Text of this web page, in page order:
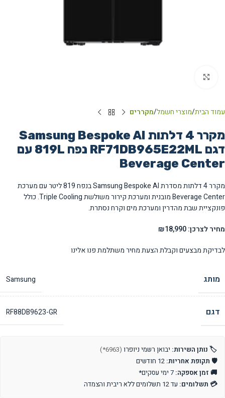
עמוד הבית מוצרי חשמל מקררים
מקרר 4 דלתות Samsung Bespoke AI
דגם RF71DB965E22ML נפח 819L עם
Beverage Center
מקרר 4 דלתות מסדרת Samsung Bespoke AI בנפח 819 ליטר עם מערכת
Beverage Center מובנית ומערכת קירור משולשת Triple Cooling. כולל
פונקציית שבת מהדרין ומערכת מים וקרח נסתרת.
מחיר לצרכן: ₪18,990
לבדיקת מבצעים וקבלת הצעת מחיר משתלמת פנו אלינו
מותג Samsung
דגם RF88DB9623-GR
🏷️ נותן השירות: יבואן רשמי ניופרו (6963*)
🛡️ תקופת אחריות:
🚚 זמן אספקה:
💳 תשלומים: עד 12 תשלומים ללא ריבית והצמדה